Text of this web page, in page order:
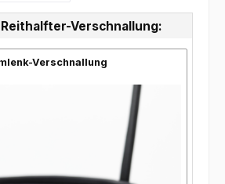
Verschnallung:
Verschnallung